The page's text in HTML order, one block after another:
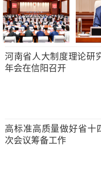
河南省人大制度理论研
年会在信阳召开
高标准高质量做好省十
次会议筹备工作